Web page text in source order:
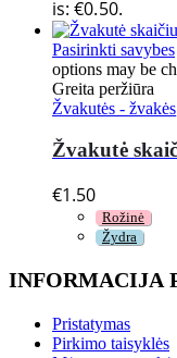
is: €0.50.
Pasirinkti savybes
options may be
Greita peržiūra
Žvakutės - žvakės
Žvakutė
€1.50
Rožinė
Žydra
INFORMACIJA
Pristatymas
Pirkimo taisyklės